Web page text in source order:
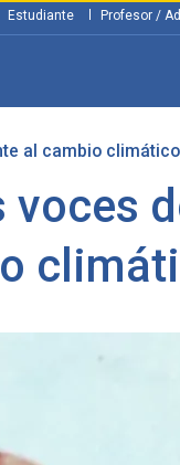
Estudiante Profesor /
al cambio climático